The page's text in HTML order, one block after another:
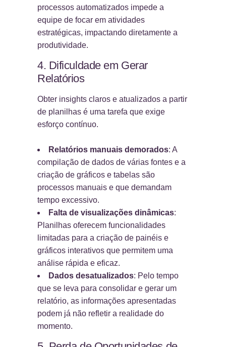
processos automatizados impede a
equipe de focar em atividades
estratégicas, impactando diretamente a
produtividade.
4. Dificuldade em Gerar
Relatórios
Obter insights claros e atualizados a partir
de planilhas é uma tarefa que exige
esforço contínuo.
Relatórios manuais demorados: A
compilação de dados de várias fontes e a
criação de gráficos e tabelas são
processos manuais e que demandam
tempo excessivo.
Falta de visualizações dinâmicas:
Planilhas oferecem funcionalidades
limitadas para a criação de painéis e
gráficos interativos que permitem uma
análise rápida e eficaz.
Dados desatualizados: Pelo tempo
que se leva para consolidar e gerar um
relatório, as informações apresentadas
podem já não refletir a realidade do
momento.